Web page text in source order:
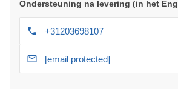
Ondersteuning na levering (in het
+31203698107
[email protected]